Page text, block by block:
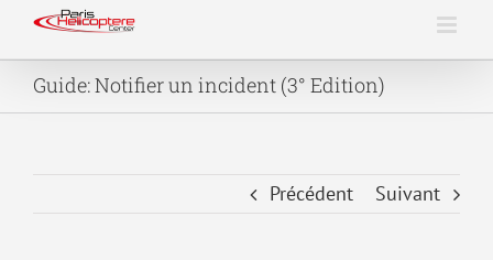
Guide: Notifier un incident (3° Edition)
Précédent Suivant